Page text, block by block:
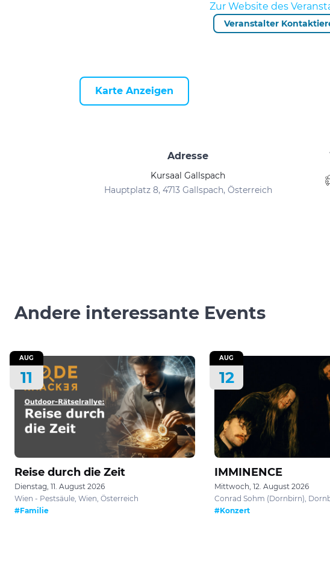
Zur Website des
Veranstalter
Karte Anzeigen
Adresse
Kursaal Gallspach
Hauptplatz 8, 4713 Gallspach, Österreich
Andere interessante Events
AUG
11
Reise durch die Zeit
Dienstag, 11. August 2026
Wien - Pestsäule, Wien, Österreich
#Familie
AUG
12
IMMINENCE
Mittwoch, 12. August 2026
Conrad Sohm (Dornbirn),
#Konzert